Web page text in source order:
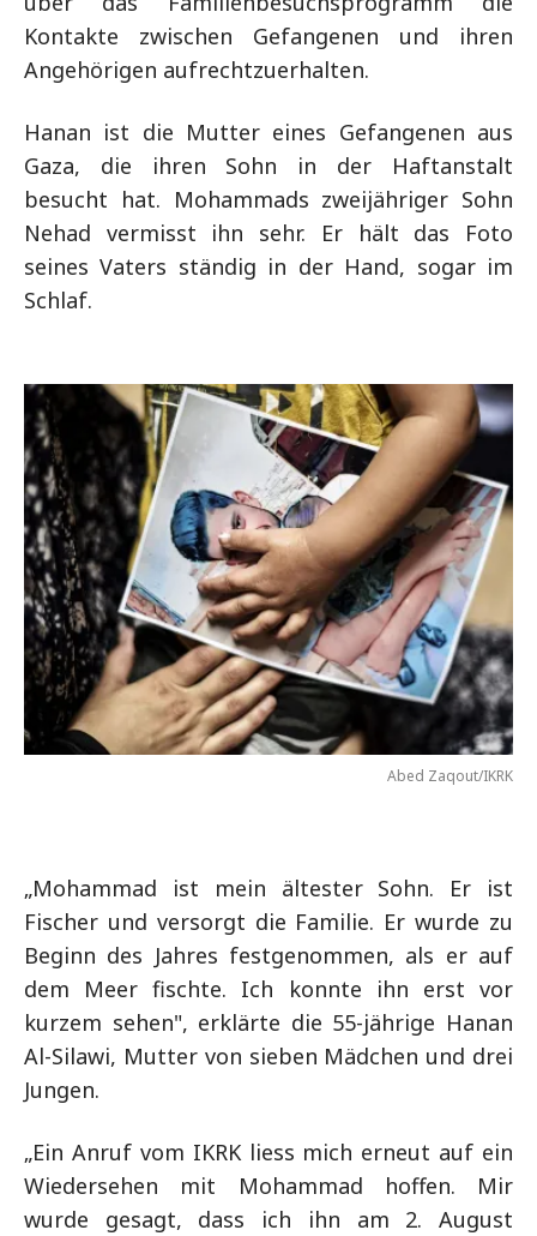
Kontakte zwischen Gefangenen und ihren
Angehörigen aufrechtzuerhalten.
Hanan ist die Mutter eines Gefangenen aus
Gaza, die ihren Sohn in der Haftanstalt
besucht hat. Mohammads zweijähriger Sohn
Nehad vermisst ihn sehr. Er hält das Foto
seines Vaters ständig in der Hand, sogar im
Schlaf.
Abed Zaqout/IKRK
„Mohammad ist mein ältester Sohn. Er ist
Fischer und versorgt die Familie. Er wurde zu
Beginn des Jahres festgenommen, als er auf
dem Meer fischte. Ich konnte ihn erst vor
kurzem sehen", erklärte die 55-jährige Hanan
Al-Silawi, Mutter von sieben Mädchen und drei
Jungen.
„Ein Anruf vom IKRK liess mich erneut auf ein
Wiedersehen mit Mohammad hoffen. Mir
wurde gesagt, dass ich ihn am 2. August